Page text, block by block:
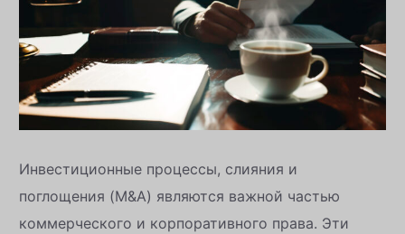
Инвестиционные процессы, слияния и
поглощения (M&A) являются важной частью
коммерческого и корпоративного права. Эти